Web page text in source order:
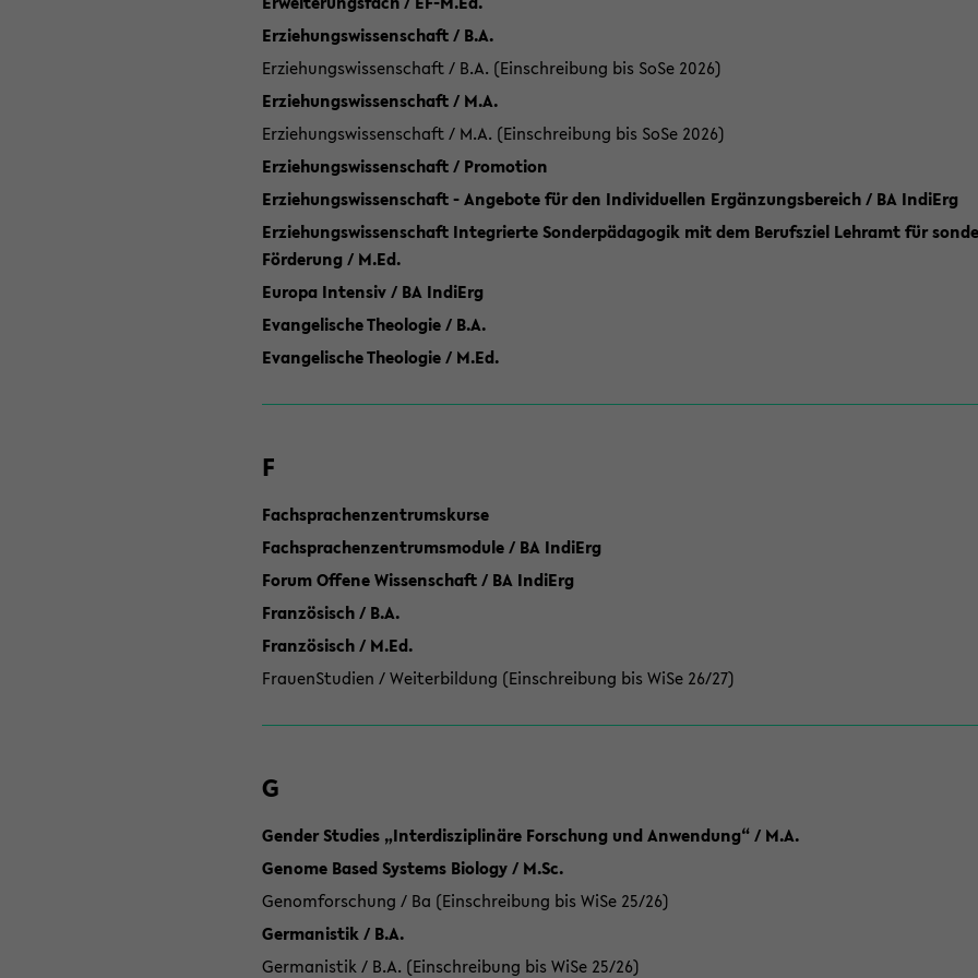
Erziehungswissenschaft / B.A.
Erziehungswissenschaft / B.A. (Einschreibung bis SoSe 2026)
Erziehungswissenschaft / M.A.
Erziehungswissenschaft / M.A. (Einschreibung bis SoSe 2026)
Erziehungswissenschaft / Promotion
Erziehungswissenschaft - Angebote für den Individuellen Ergänzungsbereich / BA IndiErg
Erziehungswissenschaft Integrierte Sonderpädagogik mit dem Berufsziel Lehramt für
Förderung / M.Ed.
Europa Intensiv / BA IndiErg
Evangelische Theologie / B.A.
Evangelische Theologie / M.Ed.
F
Fachsprachenzentrumskurse
Fachsprachenzentrumsmodule / BA IndiErg
Forum Offene Wissenschaft / BA IndiErg
Französisch / B.A.
Französisch / M.Ed.
FrauenStudien / Weiterbildung (Einschreibung bis WiSe 26/27)
G
Gender Studies „Interdisziplinäre Forschung und Anwendung“ / M.A.
Genome Based Systems Biology / M.Sc.
Genomforschung / Ba (Einschreibung bis WiSe 25/26)
Germanistik / B.A.
Germanistik / B.A. (Einschreibung bis WiSe 25/26)